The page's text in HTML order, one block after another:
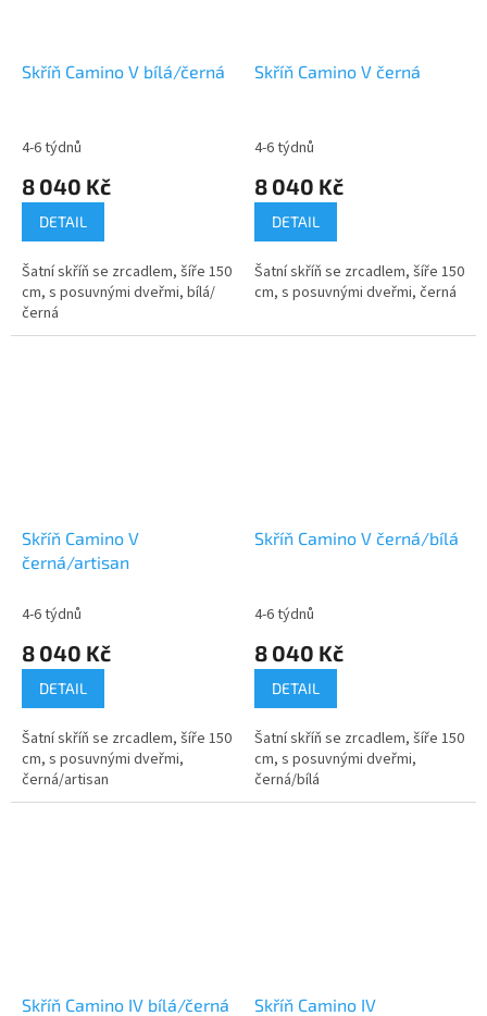
Skříň Camino V bílá/černá
4-6 týdnů
8 040 Kč
DETAIL
Šatní skříň se zrcadlem, šíře 150
cm, s posuvnými dveřmi, bílá/
černá
Skříň Camino V černá
4-6 týdnů
8 040 Kč
DETAIL
Šatní skříň se zrcadlem, šíře 150
cm, s posuvnými dveřmi, černá
Skříň Camino V
černá/artisan
4-6 týdnů
8 040 Kč
DETAIL
Šatní skříň se zrcadlem, šíře 150
cm, s posuvnými dveřmi,
černá/artisan
Skříň Camino V černá/bílá
4-6 týdnů
8 040 Kč
DETAIL
Šatní skříň se zrcadlem, šíře 150
cm, s posuvnými dveřmi,
černá/bílá
Skříň Camino IV bílá/černá
Skříň Camino IV